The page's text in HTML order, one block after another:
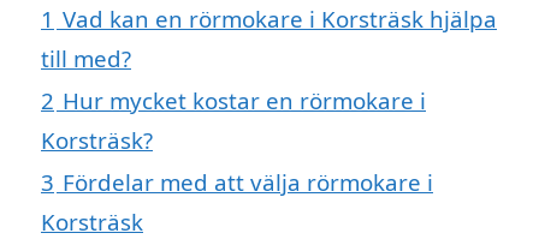
1 Vad kan en rörmokare i Korsträsk hjälpa
till med?
2 Hur mycket kostar en rörmokare i
Korsträsk?
3 Fördelar med att välja rörmokare i
Korsträsk